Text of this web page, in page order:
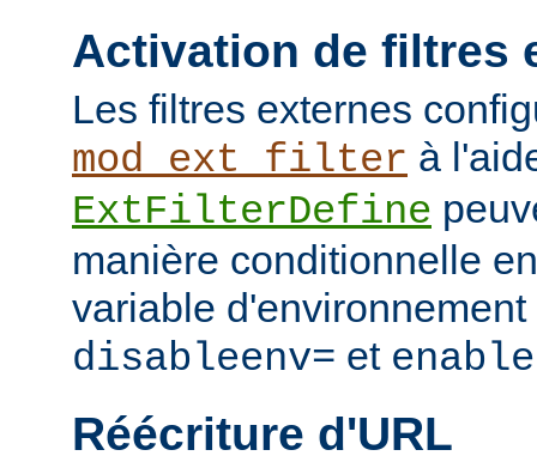
Activation de filtres
Les filtres externes
mod_ext_filter à
ExtFilterDefine
manière conditionnelle
variable
disableenv= et
Réécriture d'URL